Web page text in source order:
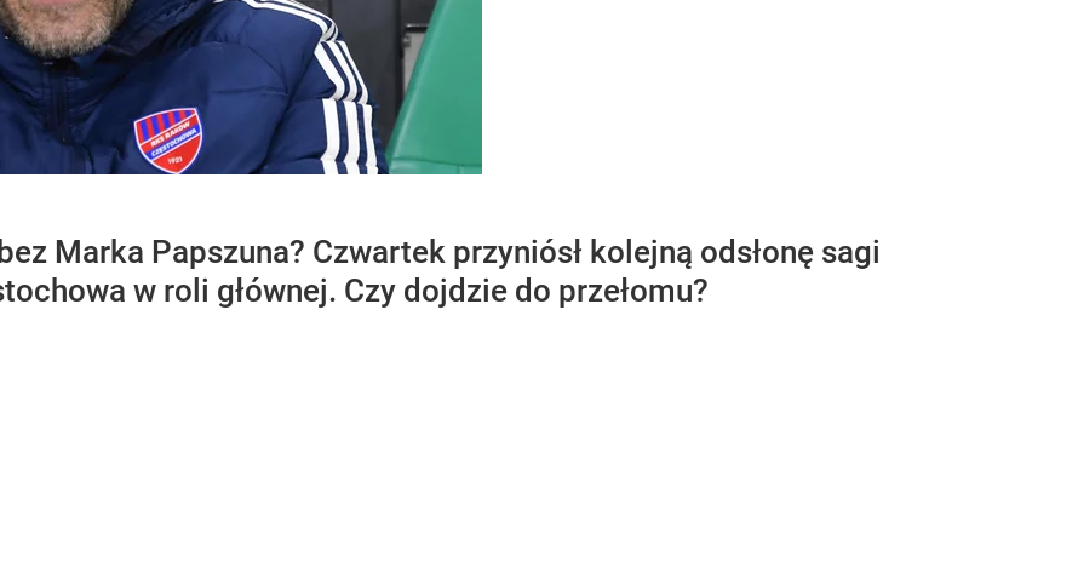
Marka Papszuna? Czwartek przyniósł kolejną odsłonę sagi
w roli głównej. Czy dojdzie do przełomu?